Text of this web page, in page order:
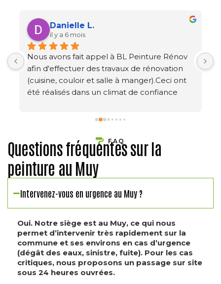
Danielle L.
il y a 6 mois
Nous avons fait appel à BL Peinture Rénov
afin d'effectuer des travaux de rénovation
(cuisine, couloir et salle à manger).Ceci ont
été réalisés dans un climat de confiance
très bonne qualité.Merci à Mr CHOKRI et
cette entreprise.
FAQ
Questions fréquentes sur la
peinture au Muy
Intervenez-vous en urgence au Muy ?
Oui. Notre siège est au Muy, ce qui nous
permet d’intervenir très rapidement sur la
commune et ses environs en cas d’urgence
(dégât des eaux, sinistre, fuite). Pour les cas
critiques, nous proposons un passage sur site
sous 24 heures ouvrées.